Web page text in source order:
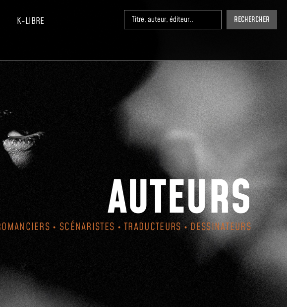
K-LIBRE RECHERCHER
AUTEURS
• SCÉNARISTES • TRADUCTEURS • DESSINATEURS